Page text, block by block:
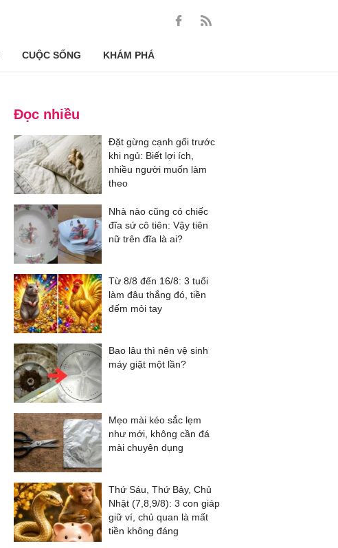
CUỘC SỐNG KHÁM PHÁ
Đọc nhiều
Đặt gừng cạnh gối trước
khi ngủ: Biết lợi ích,
nhiều người muốn làm
theo
Nhà nào cũng có chiếc
đĩa sứ cô tiên: Vậy tiên
nữ trên đĩa là ai?
Từ 8/8 đến 16/8: 3 tuổi
làm đâu thắng đó, tiền
đếm mỏi tay
Bao lâu thì nên vệ sinh
máy giặt một lần?
Mẹo mài kéo sắc lẹm
như mới, không cần đá
mài chuyên dụng
Thứ Sáu, Thứ Bảy, Chủ
Nhật (7,8,9/8): 3 con giáp
giữ ví, chủ quan là mất
tiền không đáng